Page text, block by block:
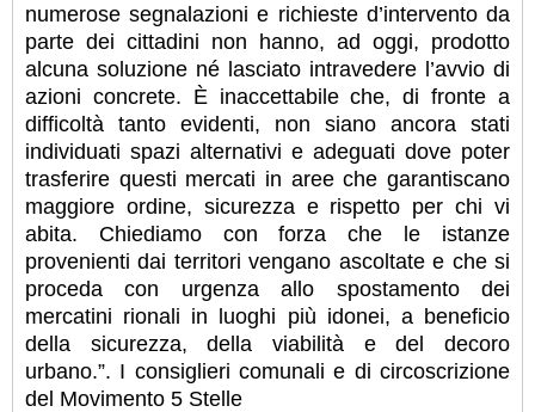
numerose segnalazioni e richieste d’intervento da
parte dei cittadini non hanno, ad oggi, prodotto
alcuna soluzione né lasciato intravedere l’avvio di
azioni concrete. È inaccettabile che, di fronte a
difficoltà tanto evidenti, non siano ancora stati
individuati spazi alternativi e adeguati dove poter
trasferire questi mercati in aree che garantiscano
maggiore ordine, sicurezza e rispetto per chi vi
abita. Chiediamo con forza che le istanze
provenienti dai territori vengano ascoltate e che si
proceda con urgenza allo spostamento dei
mercatini rionali in luoghi più idonei, a beneficio
della sicurezza, della viabilità e del decoro
urbano.”. I consiglieri comunali e di circoscrizione
del Movimento 5 Stelle